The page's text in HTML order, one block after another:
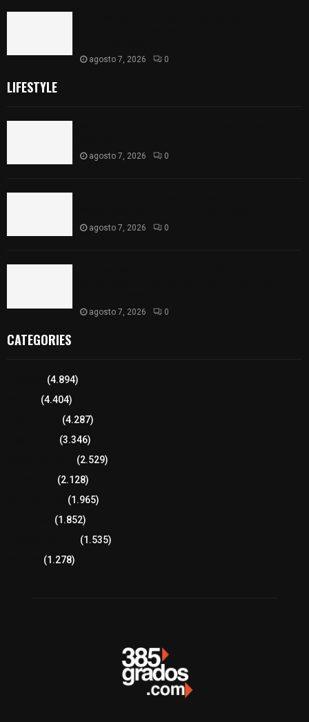
agosto 7, 2026 0
LIFESTYLE
agosto 7, 2026 0
agosto 7, 2026 0
agosto 7, 2026 0
CATEGORIES
(4.894)
(4.404)
(4.287)
(3.346)
(2.529)
(2.128)
(1.965)
(1.852)
(1.535)
(1.278)